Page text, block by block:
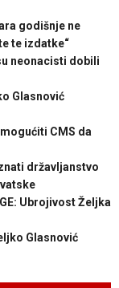
godišnje ne
te izdatke“
neonacisti dobili
Glasnović
CMS da
državljanstvo
Ubrojivost Željka
Glasnović